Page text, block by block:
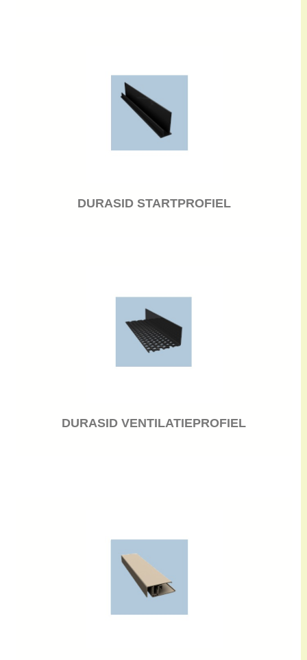
DURASID STARTPROFIEL
DURASID VENTILATIEPROFIEL